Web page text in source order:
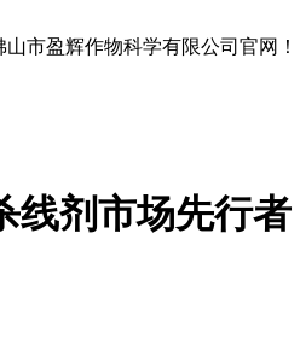
市盈辉作物科学有限公司官网！
线剂市场先行者